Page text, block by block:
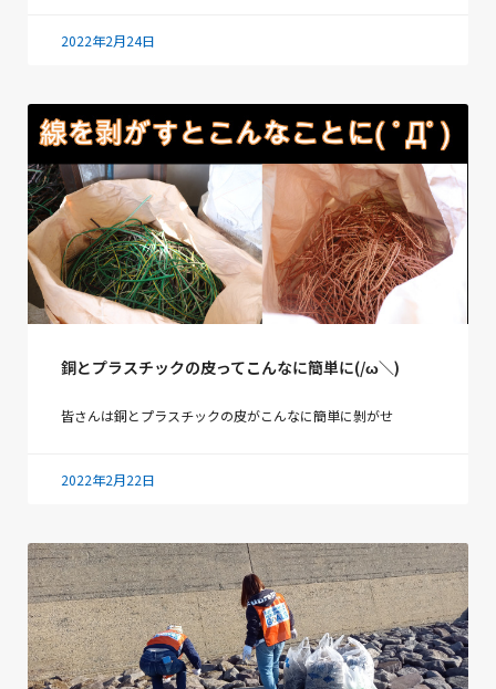
2022年2月24日
銅とプラスチックの皮ってこんなに簡単に(/ω＼)
皆さんは銅とプラスチックの皮がこんなに簡単に剝がせ
2022年2月22日